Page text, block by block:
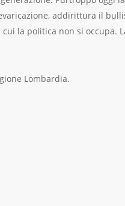
addirittura il
la politica non si occupa.
Lombardia.